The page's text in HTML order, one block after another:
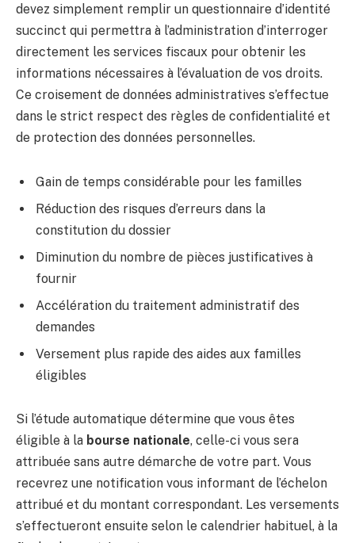
devez simplement remplir un questionnaire d’identité
succinct qui permettra à l’administration d’interroger
directement les services fiscaux pour obtenir les
informations nécessaires à l’évaluation de vos droits.
Ce croisement de données administratives s’effectue
dans le strict respect des règles de confidentialité et
de protection des données personnelles.
Gain de temps considérable pour les familles
Réduction des risques d’erreurs dans la
constitution du dossier
Diminution du nombre de pièces justificatives à
fournir
Accélération du traitement administratif des
demandes
Versement plus rapide des aides aux familles
éligibles
Si l’étude automatique détermine que vous êtes
éligible à la bourse nationale, celle-ci vous sera
attribuée sans autre démarche de votre part. Vous
recevrez une notification vous informant de l’échelon
attribué et du montant correspondant. Les versements
s’effectueront ensuite selon le calendrier habituel, à la